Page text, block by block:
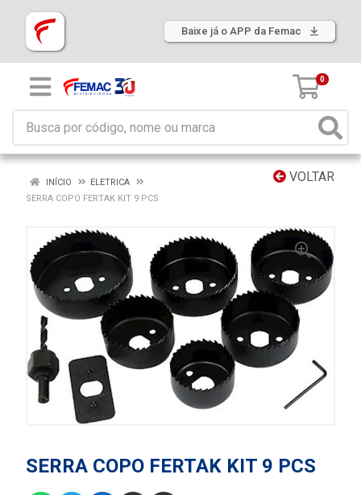
Baixe já o APP da Femac
0
VOLTAR
INÍCIO
ELETRICA
SERRA COPO FERTAK KIT 9 PCS
SERRA COPO FERTAK KIT 9 PCS